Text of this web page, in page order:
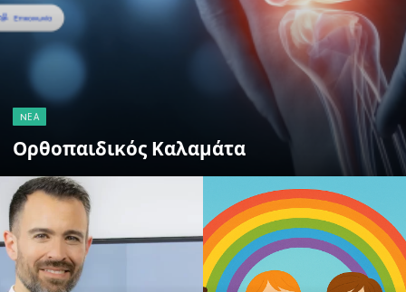
NΈΑ
Ορθοπαιδικός Καλαμάτα